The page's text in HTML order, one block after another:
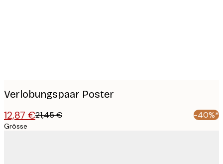
Verlobungspaar Poster
12,87 €21,45 € -40%*
Grösse